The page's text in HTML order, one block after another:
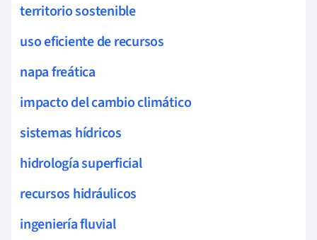
territorio sostenible
uso eficiente de recursos
napa freática
impacto del cambio climático
sistemas hídricos
hidrología superficial
recursos hidráulicos
ingeniería fluvial